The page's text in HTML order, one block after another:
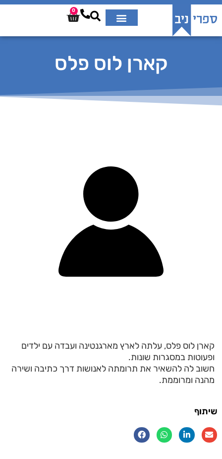
0
קארן לוס פלס
קארן לוס פלס, עלתה לארץ מארגנטינה ועבדה עם ילדים
ופעוטות במסגרות שונות.
חשוב לה להשאיר את תרומתה לאנושות דרך כתיבה ושירה
מהנה ומרוממת.
שיתוף